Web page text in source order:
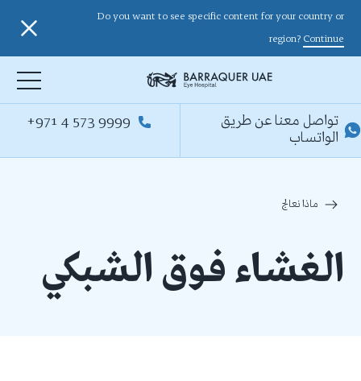
Do you want to see specific content for your country or
region? Continue
تواصل معنا عن طريق
الواتساب
+971 4 573 9999
ماذا نعالج
الغشاء فوق الشبكي